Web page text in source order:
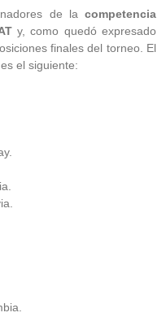
de la competencia
y, como quedó expresado
finales del torneo. El
el siguiente: